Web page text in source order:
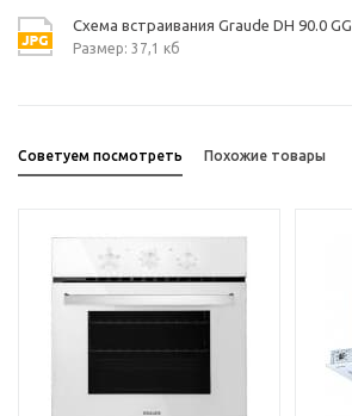
Схема встраивания Graude DH 90.0 GG
Размер: 37,1 кб
Советуем посмотреть Похожие товары